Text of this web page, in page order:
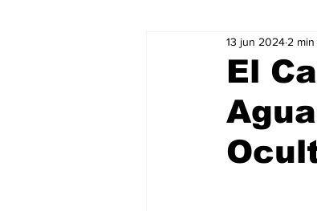
Deportes
Libro Recomendado
El
13 jun 2024 2